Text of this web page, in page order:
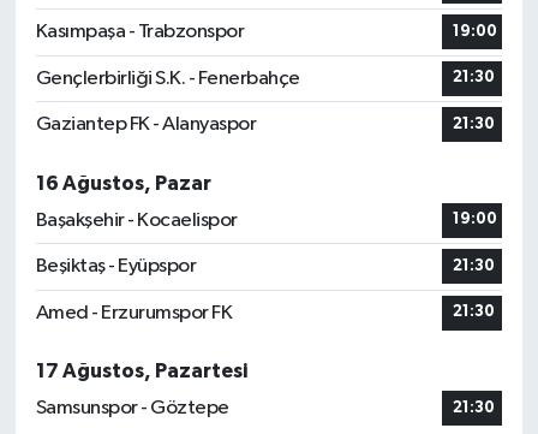
Kasımpaşa - Trabzonspor 19:00
Gençlerbirliği S.K. - Fenerbahçe 21:30
Gaziantep FK - Alanyaspor 21:30
16 Ağustos, Pazar
Başakşehir - Kocaelispor
19:00
Beşiktaş - Eyüpspor 21:30
Amed - Erzurumspor FK 21:30
17 Ağustos, Pazartesi
Samsunspor - Göztepe
21:30